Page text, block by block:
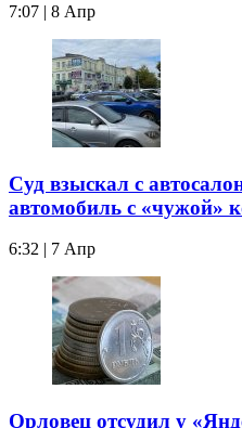
7:07 | 8 Апр
Суд взыскал с
автомобиль с «чужой»
6:32 | 7 Апр
Орловец отсудил у